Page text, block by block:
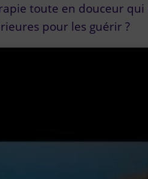
toute en douceur qui
pour les guérir ?